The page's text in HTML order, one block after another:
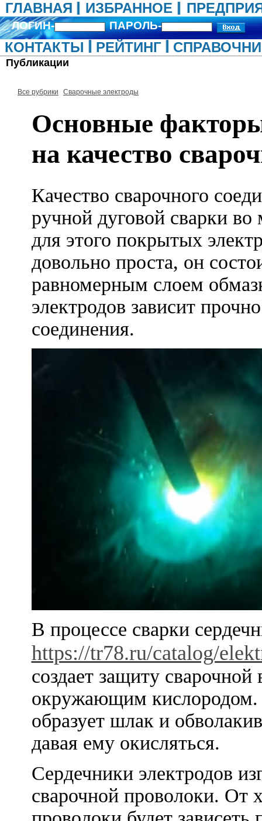
ГЛАВНАЯ ИЗБРАННОЕ
ЛОГИН- ПАРОЛЬ-
КОНТАКТЫ РЕЙТИНГ
Публикации
Все рубрики Сварочные электроды
Основные
на качество
Качество сварочного
ручной дуговой сварки
для этого покрытых
довольно проста, он
равномерным слоем
электродов зависит
соединения.
В процессе сварки
https://tr78.ru/catalog/
создает защиту
окружающим кислородом.
образует шлак и
давая ему окисляться.
Сердечники электродов
сварочной проволоки. От